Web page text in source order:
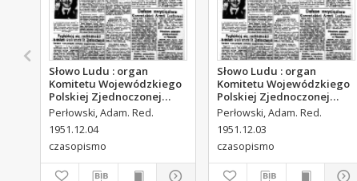
Słowo Ludu : organ
Komitetu Wojewódzkiego
Polskiej Zjednoczonej
Partii Robotniczej, 1951,
R.3, nr 313
Perłowski, Adam. Red.
1951.12.04
czasopismo
Słowo Ludu : organ
Komitetu Wojewódzkiego
Polskiej Zjednoczonej
Partii Robotniczej, 1951,
R.3, nr 312
Perłowski, Adam. Red.
1951.12.03
czasopismo